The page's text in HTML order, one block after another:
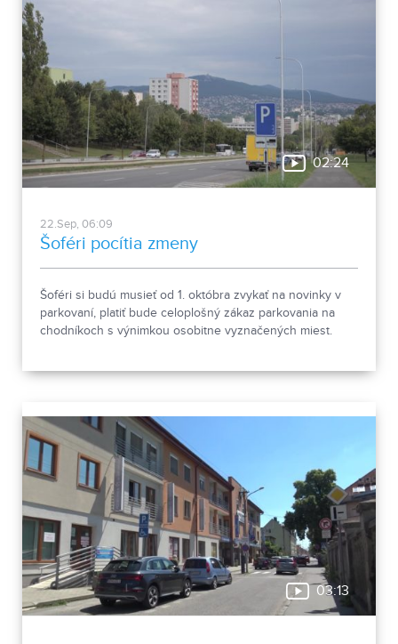
02:24
22.Sep, 06:09
Šoféri pocítia zmeny
Šoféri si budú musieť od 1. októbra zvykať na novinky v
parkovaní, platiť bude celoplošný zákaz parkovania na
chodníkoch s výnimkou osobitne vyznačených miest.
03:13